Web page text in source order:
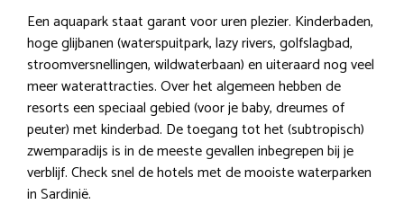
Een aquapark staat garant voor uren plezier. Kinderbaden,
hoge glijbanen (waterspuitpark, lazy rivers, golfslagbad,
stroomversnellingen, wildwaterbaan) en uiteraard nog veel
meer waterattracties. Over het algemeen hebben de
resorts een speciaal gebied (voor je baby, dreumes of
peuter) met kinderbad. De toegang tot het (subtropisch)
zwemparadijs is in de meeste gevallen inbegrepen bij je
verblijf. Check snel de hotels met de mooiste waterparken
in Sardinië.